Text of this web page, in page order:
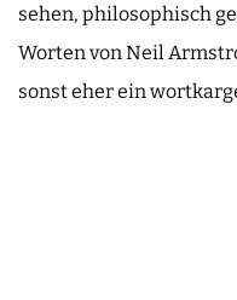
sehen, philosophisch
Worten von Neil
sonst eher ein